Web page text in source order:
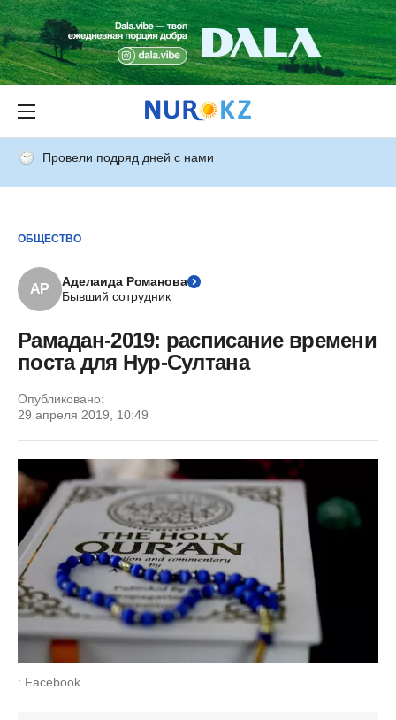
Провели подряд дней с нами
ОБЩЕСТВО
АР
Аделаида Романова
Бывший сотрудник
Рамадан-2019: расписание времени
поста для Нур-Султана
Опубликовано:
29 апреля 2019, 10:49
: Facebook